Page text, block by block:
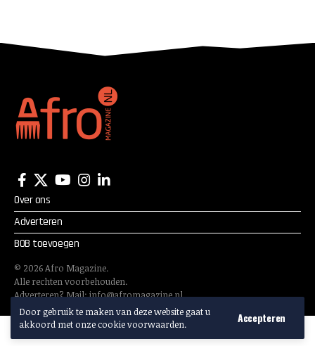
Door gebruik te maken van deze website gaat u
akkoord met onze cookie voorwaarden.
Accepteren
Over ons
Adverteren
BOB toevoegen
© 2026Afro Magazine.
Alle rechten voorbehouden.
Adverteren? Mail:info@afromagazine.nl